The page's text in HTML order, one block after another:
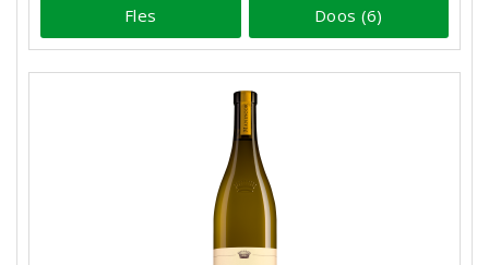
Fles Doos (6)